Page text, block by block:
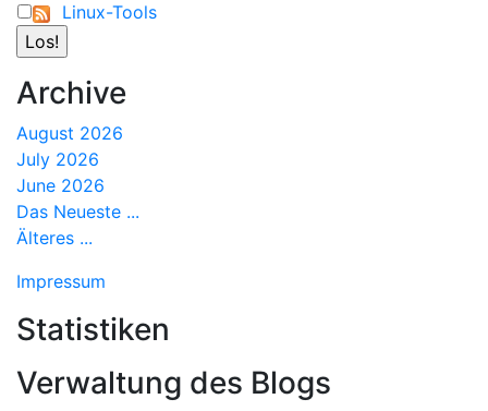
Linux-Tools
Archive
August 2026
July 2026
June 2026
Das Neueste ...
Älteres ...
Impressum
Statistiken
Verwaltung des Blogs